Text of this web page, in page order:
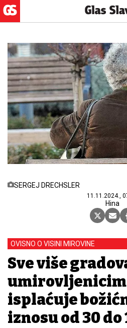
SERGEJ DRECHSLER
11.11.2024.,
Hina
OVISNO O VISINI MIROVINE
Sve više
isplaćuje
iznosu od 30 do